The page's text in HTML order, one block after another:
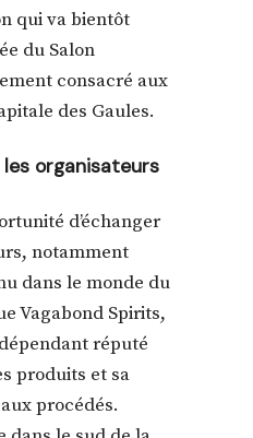
qui va bientôt
du Salon
consacré aux
des Gaules.
organisateurs
d’échanger
notamment
dans le monde du
Vagabond Spirits,
réputé
produits et sa
procédés.